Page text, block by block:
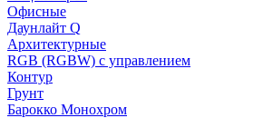
Офисные
Даунлайт Q
Архитектурные
RGB (RGBW) с управлением
Контур
Грунт
Барокко Монохром